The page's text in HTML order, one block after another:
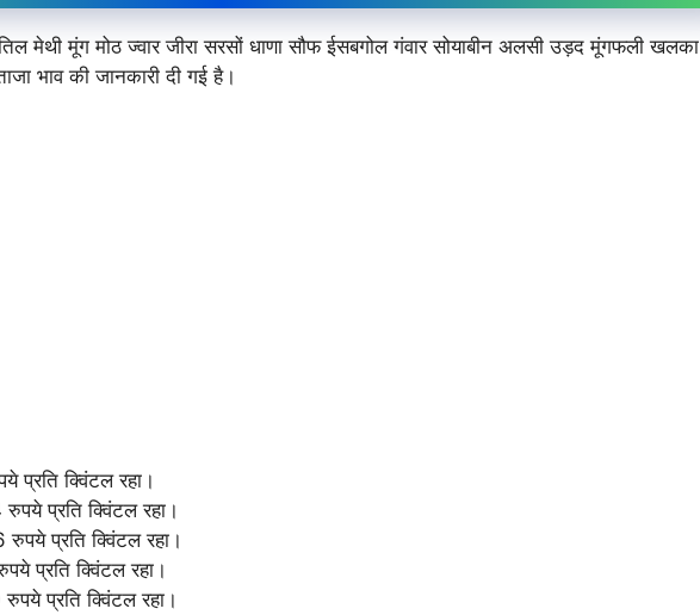
मेथी मूंग मोठ ज्वार जीरा सरसों धाणा सौफ ईसबगोल गंवार सोयाबीन अलसी उड़द मूंगफली खलका
भाव की जानकारी दी गई है।
क्विंटल रहा।
प्रति क्विंटल रहा।
प्रति क्विंटल रहा।
प्रति क्विंटल रहा।
प्रति क्विंटल रहा।